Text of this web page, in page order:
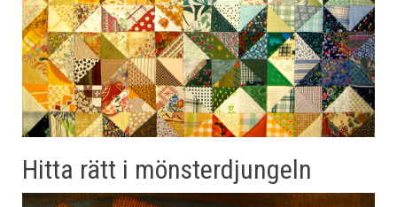
Hitta rätt i mönsterdjungeln